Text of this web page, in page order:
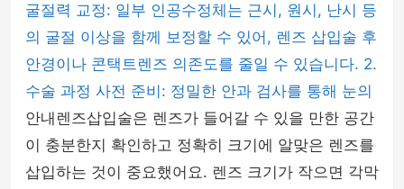
굴절력 교정: 일부 인공수정체는 근시, 원시, 난시 등
의 굴절 이상을 함께 보정할 수 있어, 렌즈 삽입술 후
안경이나 콘택트렌즈 의존도를 줄일 수 있습니다. 2.
수술 과정 사전 준비: 정밀한 안과 검사를 통해 눈의
안내렌즈삽입술은 렌즈가 들어갈 수 있을 만한 공간
이 충분한지 확인하고 정확히 크기에 알맞은 렌즈를
삽입하는 것이 중요했어요. 렌즈 크기가 작으면 각막